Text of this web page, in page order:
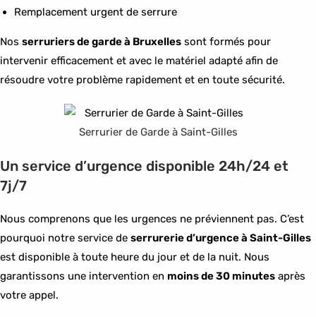
Remplacement urgent de serrure
Nos serruriers de garde à Bruxelles sont formés pour
intervenir efficacement et avec le matériel adapté afin de
résoudre votre problème rapidement et en toute sécurité.
Serrurier de Garde à Saint-Gilles
Un service d’urgence disponible 24h/24 et
7j/7
Nous comprenons que les urgences ne préviennent pas. C’est
pourquoi notre service de serrurerie d’urgence à Saint-Gilles
est disponible à toute heure du jour et de la nuit. Nous
garantissons une intervention en moins de 30 minutes après
votre appel.